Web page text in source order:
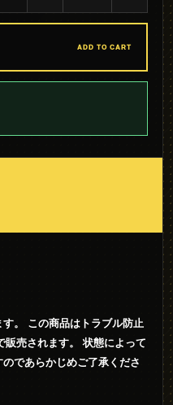
ADD TO CART
。 この商品はトラブル防止
売されます。 状態によって
であらかじめご了承くださ